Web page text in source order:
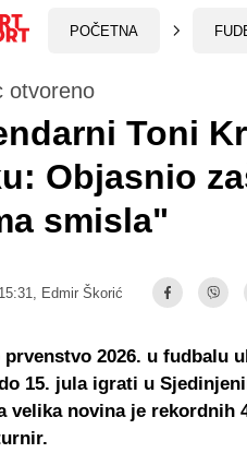
POČETNA
otvoreno
Toni
Objasnio
smisla"
Edmir Škorić
prvenstvo 2026. u fudbalu
15. jula igrati u
velika novina je rekordnih